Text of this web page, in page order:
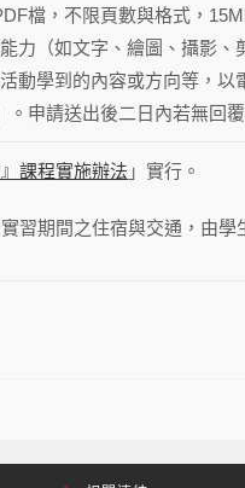
檔，不限頁數與格式，
力（如文字、繪圖、攝影
動學到的內容或方向等，以
。申請送出後二日內若無回
』課程實施辦法 」實行。
習期間之住宿與交通，由學